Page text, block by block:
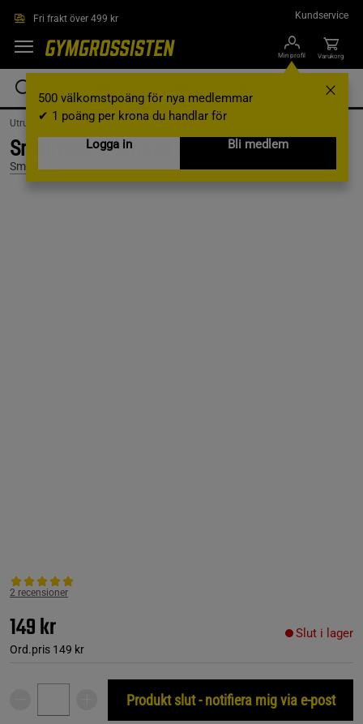
Fri frakt över 499 kr Kundservice
Min profil
500 välkomstpoäng för nya medlemmar
✔ 1 poäng per krona du handlar för
Logga in
Bli medlem
Varukorg
Utrustning & Tillbehör / Kroppsvård & Hygien / Hygien
SmellWell Freshbag Solid Svart
Smell Well
2 recensioner
149 kr
Ord.pris 149 kr
Slut i lager
Produkt slut - notifiera mig via e-post